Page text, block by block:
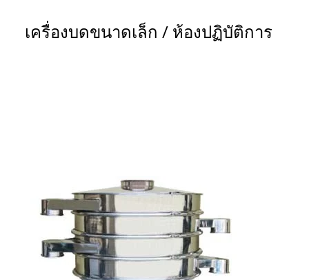
เครื่องบดขนาดเล็ก / ห้องปฏิบัติการ